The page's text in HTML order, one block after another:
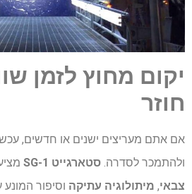
יקום מחוץ לזמן
חוזר
אם אתם מעריצים ישנים או חדשים,
ולהתמכר לסדרה. סטארגייט SG-1
צבאי, מיתולוגיה עתיקה וסיפור